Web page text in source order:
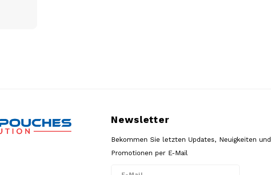
Newsletter
Bekommen Sie letzten Updates, Neuigkeiten und
Promotionen per E-Mail